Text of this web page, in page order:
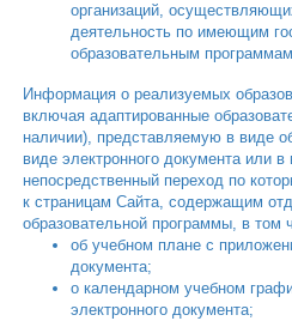
организаций,
деятельность по имеющим
образовательным
Информация о реализуемых
включая адаптированные
наличии), представляемую в виде
виде электронного документа или
непосредственный переход по
к страницам Сайта, содержащим
образовательной программы, в том
об учебном плане с
документа;
о календарном учебном
электронного документа;